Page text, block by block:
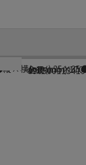
縦×横全長(mm):170
台湾